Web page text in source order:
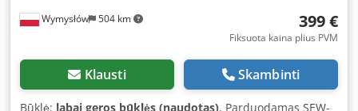
Wymysłów 504 km 399 €
Fiksuota kaina plius PVM
Klausti Skambinti
Būklė: labai geros būklės (naudotas), Parduodamas SEW-